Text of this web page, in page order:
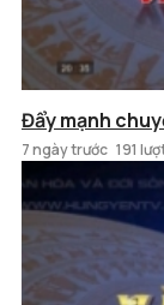
Đẩy mạnh
7 ngày trước 191